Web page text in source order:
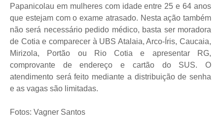
Papanicolau em mulheres com idade entre 25 e 64 anos
que estejam com o exame atrasado. Nesta ação também
não será necessário pedido médico, basta ser moradora
de Cotia e comparecer à UBS Atalaia, Arco-Íris, Caucaia,
Mirizola, Portão ou Rio Cotia e apresentar RG,
comprovante de endereço e cartão do SUS. O
atendimento será feito mediante a distribuição de senha
e as vagas são limitadas.
Fotos: Vagner Santos